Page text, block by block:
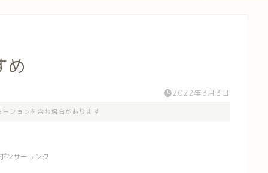
め
2022年3月3日
ションを含む場合があります
ンサーリンク